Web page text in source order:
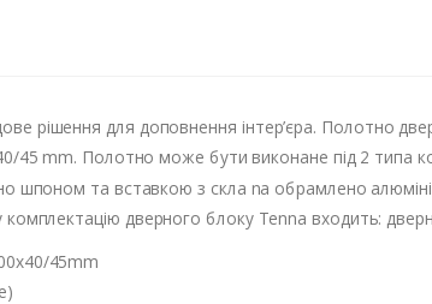
рішення для доповнення інтер’єра. Полотно
45 mm. Полотно може бути виконане під 2 типа
шпоном та вставкою з скла nа обрамлено
дверного блоку Tenna входить:
45mm